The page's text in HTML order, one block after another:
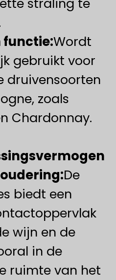
functie:Wordt
gebruikt voor
druivensoorten
zoals
Chardonnay.
De
biedt een
wijn en de
in de
ruimte van het